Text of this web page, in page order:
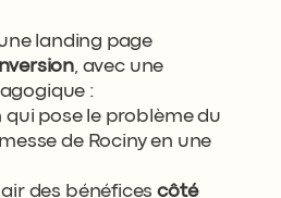
landing page
, avec une
:
qui pose le problème du
de Rociny en une
des bénéfices côté